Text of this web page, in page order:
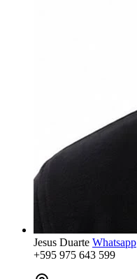
Jesus Duarte Whatsapp
+595 975 643 599